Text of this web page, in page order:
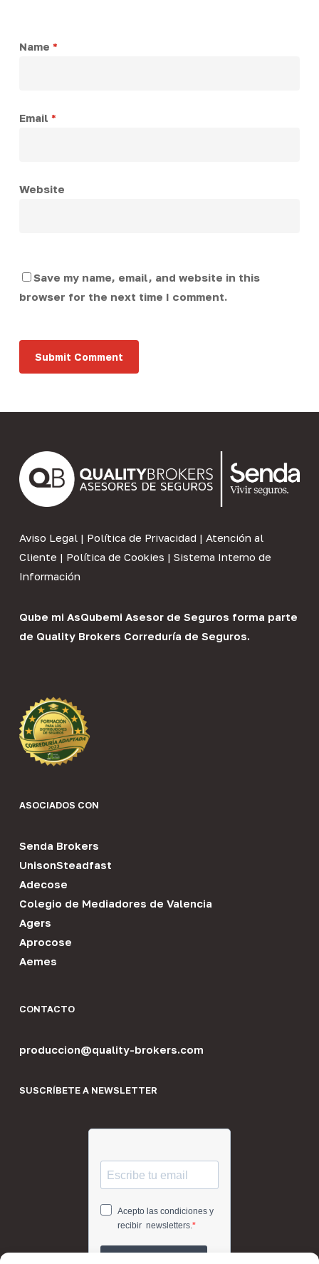
Name *
Email *
Website
Save my name, email, and website in this
browser for the next time I comment.
Aviso Legal| Política de Privacidad | Atención al
Cliente | Política de Cookies | Sistema Interno de
Información
Qube mi AsQubemi Asesor de Seguros forma parte
de Quality Brokers Correduría de Seguros.
ASOCIADOS CON
Senda Brokers
UnisonSteadfast
Adecose
Colegio de Mediadores de Valencia
Agers
Aprocose
Aemes
CONTACTO
produccion@quality-brokers.com
SUSCRÍBETE A NEWSLETTER